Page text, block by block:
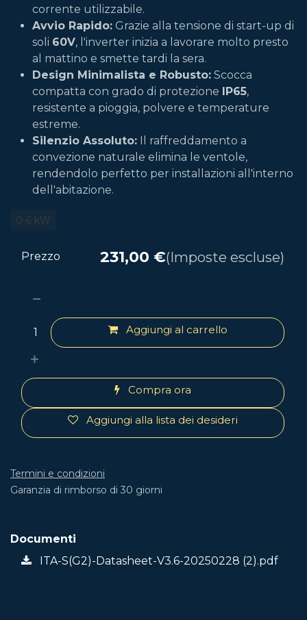
corrente utilizzabile.
Avvio Rapido: Grazie alla tensione di start-up di
soli 60V, l'inverter inizia a lavorare molto presto
al mattino e smette tardi la sera.
Design Minimalista e Robusto: Scocca
compatta con grado di protezione IP65,
resistente a pioggia, polvere e temperature
estreme.
Silenzio Assoluto: Il raffreddamento a
convezione naturale elimina le ventole,
rendendolo perfetto per installazioni all'interno
dell'abitazione.
0-6 kW
Aggiungi al carrello
Compra ora
Aggiungi alla lista dei desideri
Prezzo 231,00 €(Imposte escluse)
Termini e condizioni
Garanzia di rimborso di 30 giorni
Documenti
ITA-S(G2)-Datasheet-V3.6-20250228 (2).pdf